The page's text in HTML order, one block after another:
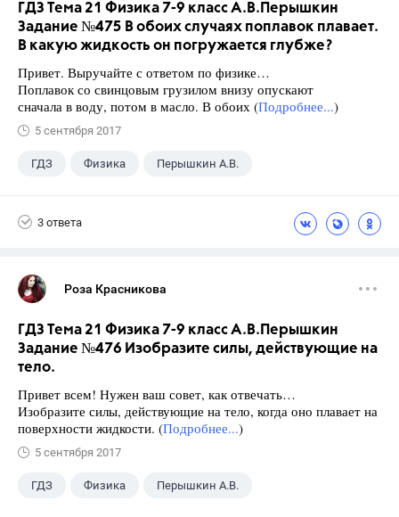
ГДЗ Тема 21 Физика 7-9 класс А.В.Перышкин
Задание №475 В обоих случаях поплавок плавает.
В какую жидкость он погружается глубже?
Привет. Выручайте с ответом по физике…
Поплавок со свинцовым грузилом внизу опускают
сначала в воду, потом в масло. В обоих (Подробнее...)
5 сентября 2017
ГДЗ Физика Перышкин А.В.
3 ответа
Роза Красникова
ГДЗ Тема 21 Физика 7-9 класс А.В.Перышкин
Задание №476 Изобразите силы, действующие на
тело.
Привет всем! Нужен ваш совет, как отвечать…
Изобразите силы, действующие на тело, когда оно плавает на
поверхности жидкости. (Подробнее...)
5 сентября 2017
ГДЗ Физика Перышкин А.В.